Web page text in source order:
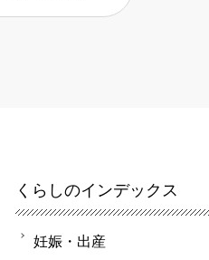
くらしのインデックス
妊娠・出産